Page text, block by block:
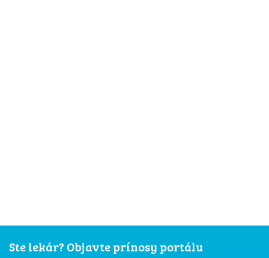
Ste lekár? Objavte prínosy portálu